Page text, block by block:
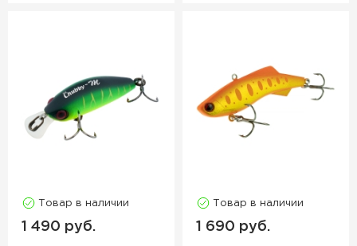
Товар в наличии
1 490 руб.
Товар в наличии
1 690 руб.